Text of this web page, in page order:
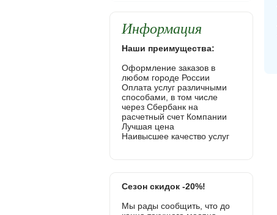
Информация
Наши преимущества:
Оформление заказов в
любом городе России
Оплата услуг различными
способами, в том числе
через Сбербанк на
расчетный счет Компании
Лучшая цена
Наивысшее качество услуг
Сезон скидок -20%!
Мы рады сообщить, что до